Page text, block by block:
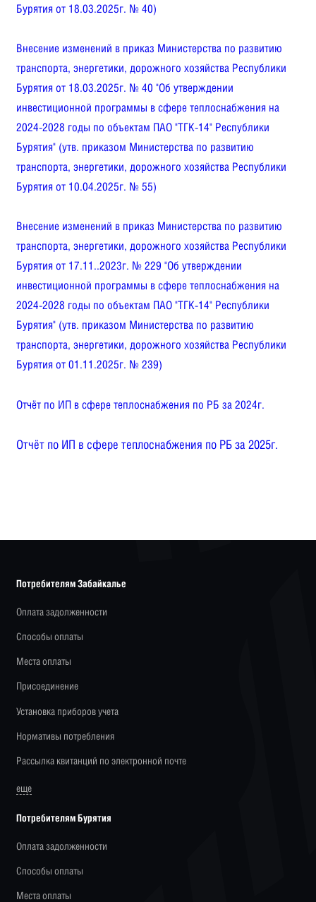
Бурятия от 18.03.2025г. № 40)
Внесение изменений в приказ Министерства по развитию
транспорта, энергетики, дорожного хозяйства Республики
Бурятия от 18.03.2025г. № 40 "Об утверждении
инвестиционной программы в сфере теплоснабжения на
2024-2028 годы по объектам ПАО "ТГК-14" Республики
Бурятия" (утв. приказом Министерства по развитию
транспорта, энергетики, дорожного хозяйства Республики
Бурятия от 10.04.2025г. № 55)
Внесение изменений в приказ Министерства по развитию
транспорта, энергетики, дорожного хозяйства Республики
Бурятия от 17.11..2023г. № 229 "Об утверждении
инвестиционной программы в сфере теплоснабжения на
2024-2028 годы по объектам ПАО "ТГК-14" Республики
Бурятия" (утв. приказом Министерства по развитию
транспорта, энергетики, дорожного хозяйства Республики
Бурятия от 01.11.2025г. № 239)
Отчёт по ИП в сфере теплоснабжения по РБ за 2024г.
Отчёт по ИП в сфере теплоснабжения по РБ за 2025г.
Потребителям Забайкалье
Оплата задолженности
Способы оплаты
Места оплаты
Присоединение
Установка приборов учета
Нормативы потребления
Рассылка квитанций по электронной почте
еще
Потребителям Бурятия
Оплата задолженности
Способы оплаты
Места оплаты